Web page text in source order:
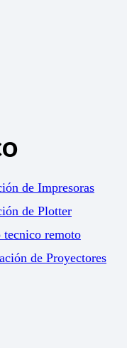
de Impresoras
de Plotter
remoto
de Proyectores